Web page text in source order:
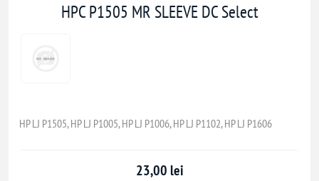
HPC P1505 MR SLEEVE DC Select
HP LJ P1505, HP LJ P1005, HP LJ P1006, HP LJ P1102, HP LJ P1606
23,00 lei